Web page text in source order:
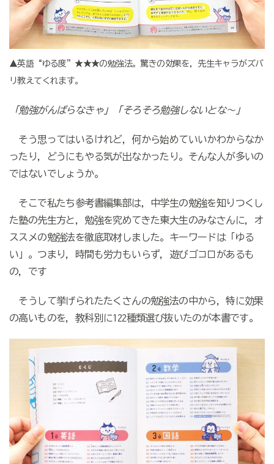
▲英語“ゆる度”★★★の勉強法。驚きの効果を，先生キャラがズバ
リ教えてくれます。
「勉強がんばらなきゃ」「そろそろ勉強しないとな～」
そう思ってはいるけれど，何から始めていいかわからなか
ったり，どうにもやる気が出なかったり。そんな人が多いの
ではないでしょうか。
そこで私たち参考書編集部は，中学生の勉強を知りつくし
た塾の先生方と，勉強を究めてきた東大生のみなさんに，オ
ススメの勉強法を徹底取材しました。キーワードは「ゆる
い」。つまり，時間も労力もいらず，遊びゴコロがあるも
の，です
そうして挙げられたたくさんの勉強法の中から，特に効果
の高いものを，教科別に122種類選び抜いたのが本書です。